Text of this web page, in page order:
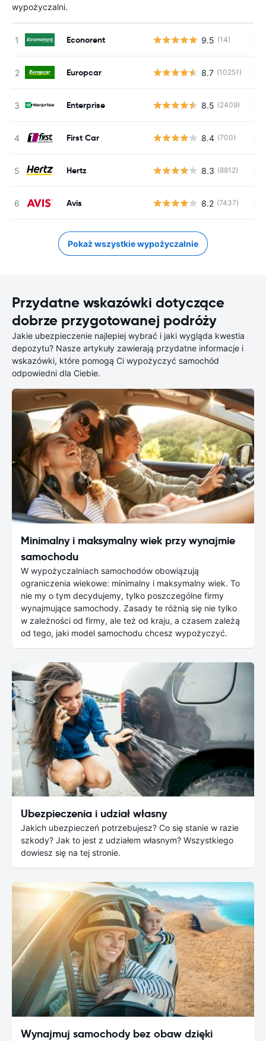
wypożyczalni.
Econorent 9.5 (14)
Europcar 8.7 (10251)
Enterprise 8.5 (2409)
First Car 8.4 (700)
Hertz 8.3 (8812)
Avis 8.2 (7437)
Pokaż wszystkie wypożyczalnie
Przydatne wskazówki dotyczące
dobrze przygotowanej podróży
Jakie ubezpieczenie najlepiej wybrać i jaki wygląda kwestia
depozytu? Nasze artykuły zawierają przydatne informacje i
wskazówki, które pomogą Ci wypożyczyć samochód
odpowiedni dla Ciebie.
Minimalny i maksymalny wiek przy wynajmie
samochodu
W wypożyczalniach samochodów obowiązują
ograniczenia wiekowe: minimalny i maksymalny wiek. To
nie my o tym decydujemy, tylko poszczególne firmy
wynajmujące samochody. Zasady te różnią się nie tylko
w zależności od firmy, ale też od kraju, a czasem zależą
od tego, jaki model samochodu chcesz wypożyczyć.
Ubezpieczenia i udział własny
Jakich ubezpieczeń potrzebujesz? Co się stanie w razie
szkody? Jak to jest z udziałem własnym? Wszystkiego
dowiesz się na tej stronie.
Wynajmuj samochody bez obaw dzięki